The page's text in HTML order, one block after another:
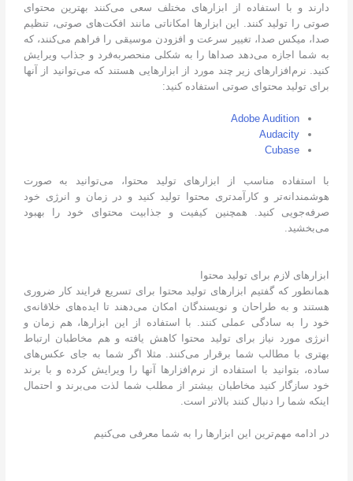
دارند و با استفاده از ابزارهای مختلف سعی می‌کنند بهترین محتوای
صوتی را تولید کنند. این ابزارها امکاناتی مانند افکت‌های صوتی، تنظیم
صدا، میکس صدا، تغییر سرعت و افزودن موسیقی را فراهم می‌کنند، که
به شما اجازه می‌دهد صداها را به شکلی منحصربه‌فرد و جذاب ویرایش
کنید. نرم‌افزارهای زیر چند مورد از ابزارهایی هستند که می‌توانید از آنها
برای تولید محتوای صوتی استفاده کنید:
Adobe Audition
Audacity
Cubase
با استفاده مناسب از ابزارهای تولید محتوا، می‌توانید به صورت
هوشمندانه‌تر و کارآمدتری محتوا تولید کنید و در زمان و انرژی خود
صرفه‌جویی کنید. همچنین کیفیت و جذابیت محتوای خود را بهبود
می‌بخشید.
ابزارهای لازم برای تولید محتوا
همانطور که گفتیم ابزارهای تولید محتوا برای تسریع فرایند کار ضروری
هستند و به طراحان و نویسندگان امکان می‌دهند تا ایده‌های خلاقانه‌ی
خود را به سادگی عملی کنند. با استفاده از این ابزارها، هم زمان و
انرژی مورد نیاز برای تولید محتوا کاهش یافته و هم مخاطبان ارتباط
بهتری با مطالب شما برقرار می‌کنند. مثلا اگر شما به جای عکس‌های
ساده، بتوانید با استفاده از نرم‌افزارها آنها را ویرایش کرده و با برند
خود سازگار کنید مخاطبان بیشتر از مطلب شما لذت می‌برند و احتمال
اینکه شما را دنبال کنند بالاتر است.
در ادامه مهم‌ترین این ابزارها را به شما معرفی می‌کنیم